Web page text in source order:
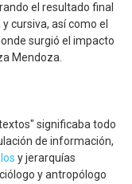
el resultado final
cursiva, así como el
surgió el impacto
Mendoza.
significaba todo
de información,
y jerarquías
y antropólogo